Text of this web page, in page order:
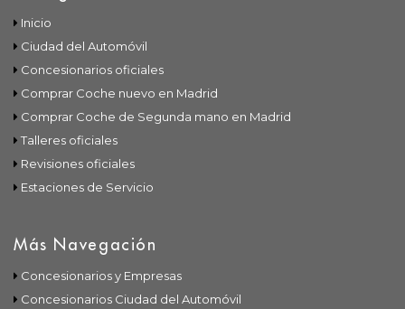
Inicio
Ciudad del Automóvil
Concesionarios oficiales
Comprar Coche nuevo en Madrid
Comprar Coche de Segunda mano en Madrid
Talleres oficiales
Revisiones oficiales
Estaciones de Servicio
Más Navegación
Concesionarios y Empresas
Concesionarios Ciudad del Automóvil